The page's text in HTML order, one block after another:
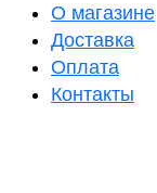
О магазине
Доставка
Оплата
Контакты